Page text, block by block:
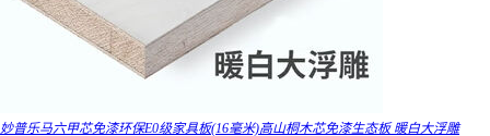
妙普乐马六甲芯免漆环保E0级家具板(16毫米)高山桐木芯免漆生态板 暖白大浮雕